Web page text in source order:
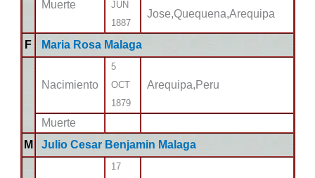
Muerte
JUN
1887
Jose,Quequena,Arequipa
F Maria Rosa Malaga
Nacimiento
5
OCT
1879
Arequipa,Peru
Muerte
M
Julio Cesar Benjamin Malaga
17